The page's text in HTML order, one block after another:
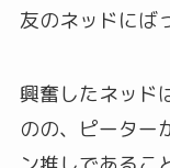
友のネッドにば
興奮したネッド
のの、ピーター